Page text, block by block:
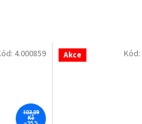
103,09
Kč
4.000859 Akce Kód: